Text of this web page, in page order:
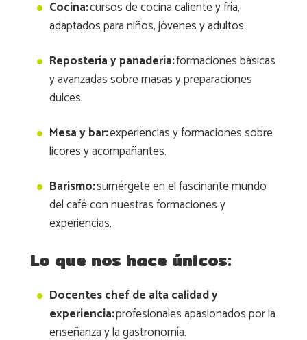
Cocina:cursos de cocina caliente y fría,
adaptados para niños, jóvenes y adultos.
Repostería y panadería:formaciones básicas
y avanzadas sobre masas y preparaciones
dulces.
Mesa y bar:experiencias y formaciones sobre
licores y acompañantes.
Barismo:sumérgete en el fascinante mundo
del café con nuestras formaciones y
experiencias.
Lo que nos hace únicos:
Docentes chef de alta calidad y
experiencia:profesionales apasionados por la
enseñanza y la gastronomía.